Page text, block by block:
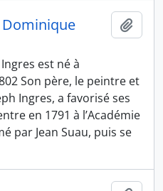
Dominique
est né à
Son père, le peintre et
Ingres, a favorisé ses
en 1791 à l’Académie
par Jean Suau, puis se